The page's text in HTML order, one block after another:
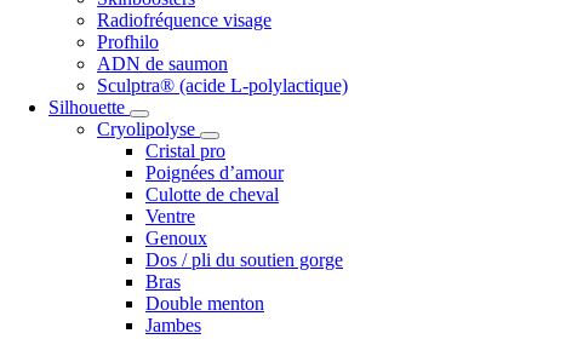
Radiofréquence visage
Profhilo
ADN de saumon
Sculptra® (acide L-polylactique)
Silhouette
Cryolipolyse
Cristal pro
Poignées d’amour
Culotte de cheval
Ventre
Genoux
Dos / pli du soutien gorge
Bras
Double menton
Jambes